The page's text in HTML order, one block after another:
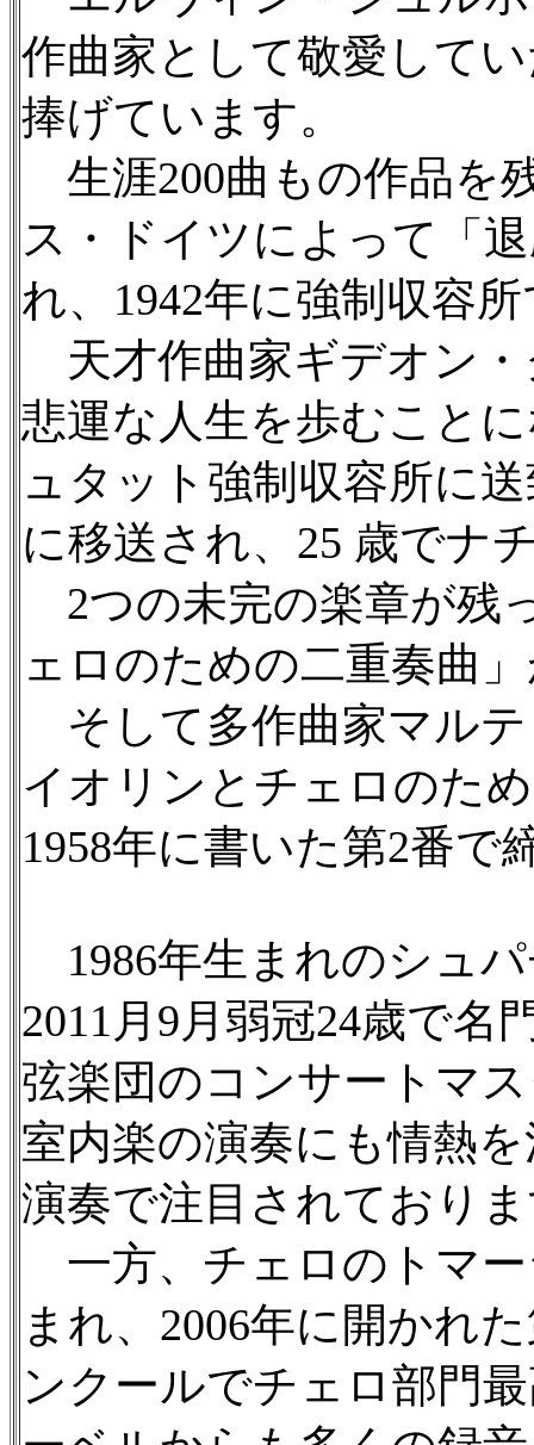
作曲家として敬愛して
捧げています。
生涯200曲もの作品を
ス・ドイツによって「
れ、1942年に強制収容
天才作曲家ギデオン・
悲運な人生を歩むこと
ュタット強制収容所に
に移送され、25 歳でナ
2つの未完の楽章が残
ェロのための二重奏曲
そして多作曲家マルテ
イオリンとチェロのた
1958年に書いた第2番で
1986年生まれのシュ
2011月9月弱冠24歳で名
弦楽団のコンサートマ
室内楽の演奏にも情熱
演奏で注目されており
一方、チェロのトマー
まれ、2006年に開かれ
ンクールでチェロ部門